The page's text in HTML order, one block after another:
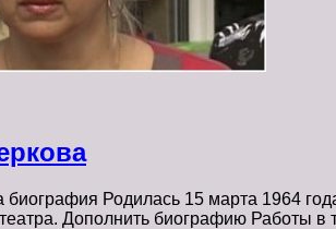
биография Родилась 15 марта 1964
театра. Дополнить биографию Работы